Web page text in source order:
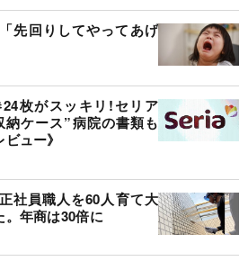
先回りしてやってあげ
枚がスッキリ!セリア
ケース”病院の書類も
ュー》
社員職人を60人育て大
。年商は30倍に